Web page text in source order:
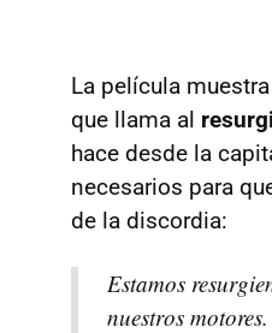
La película
que llama al
hace desde la
necesarios para
de la discordia:
Estamos
nuestros